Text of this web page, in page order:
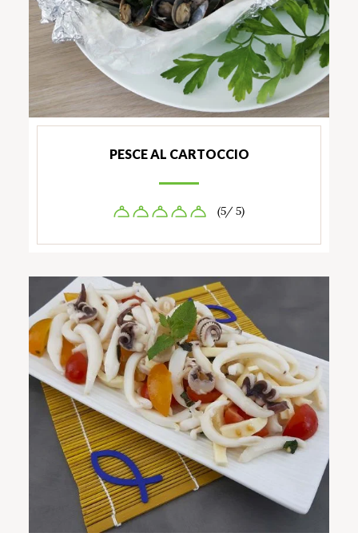
PESCE AL CARTOCCIO
(5/ 5)